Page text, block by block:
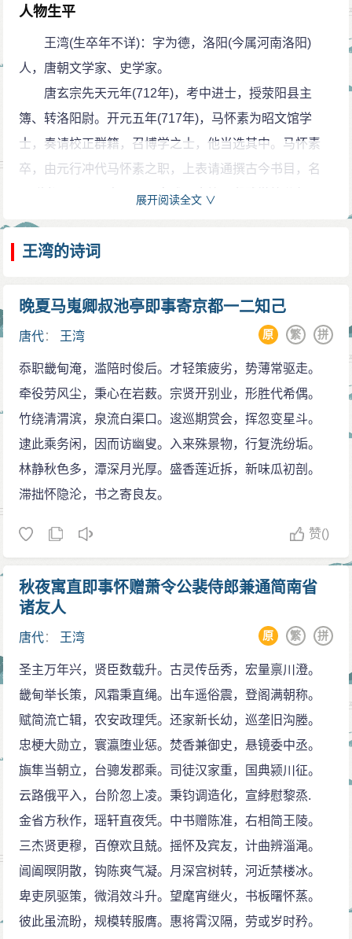
诗界限的标志(《诗薮》)。可见这首诗在当时及后世受到
了普遍重视。其诗，《全唐诗》有收录。
人物生平
王湾(生卒年不详)：字为德，洛阳(今属河南洛阳)
人，唐朝文学家、史学家。
唐玄宗先天元年(712年)，考中进士，授荥阳县主
簿、转洛阳尉。开元五年(717年)，马怀素为昭文馆学
士，奏请校正群籍，召博学之士，他当选其中。马怀素
卒，由元行冲代马怀素之职，上表请通撰古今书目，名
《群书目录》。由毋煚、韦述、余钦、殷践猷等分部而
治之，他和刘仲丘合治集部图书，历时5年而成《群书四
部录》200卷。校完内府图籍后，又于陆少伯等一起编校
量的编校工作。书成后，因功授任洛阳尉。在开元十七
词翰早著，往来于吴、楚间，可惜遗作不多。其“海
日生残夜，江春入旧年”之句，当时称最。文学史家称其
“气象高远，情景交融”，传为佳作。其事迹，《唐才子
传》中有详细记述。
展开阅读全文 ∨
王湾的诗词
晚夏马嵬卿叔池亭即事寄京都一二知己
唐代： 王湾 拼
繁
原
忝职畿甸淹，滥陪时俊后。才轻策疲劣，势薄常驱走。
牵役劳风尘，秉心在岩薮。宗贤开别业，形胜代希偶。
竹绕清渭滨，泉流白渠口。逡巡期赏会，挥忽变星斗。
逮此乘务闲，因而访幽叟。入来殊景物，行复洗纷垢。
林静秋色多，潭深月光厚。盛香莲近拆，新味瓜初剖。
滞拙怀隐沦，书之寄良友。
赞()
秋夜寓直即事怀赠萧令公裴侍郎兼通简南省
诸友人
唐代： 王湾 拼
繁
原
圣主万年兴，贤臣数载升。古灵传岳秀，宏量禀川澄。
畿甸举长策，风霜秉直绳。出车遥俗震，登阁满朝称。
赋简流亡辑，农安政理凭。还家新长幼，巡垄旧沟塍。
忠梗大勋立，寰瀛堕业惩。焚香兼御史，悬镜委中丞。
旟隼当朝立，台骢发郡乘。司徒汉家重，国典颍川征。
云路俄平入，台阶忽上凌。秉钧调造化，宣綍慰黎烝.
金省方秋作，瑶轩直夜凭。中书赠陈准，右相简王陵。
三杰贤更穆，百僚欢且兢。摇怀及宾友，计曲辨淄渑。
阊阖暝阴散，钩陈爽气凝。月深宫树转，河近禁楼冰。
卑吏夙驱策，微涓效斗升。望麾宵继火，书板曙怀蒸。
彼此虽流盼，规模转服膺。惠将霄汉隔，劳或岁时矜。